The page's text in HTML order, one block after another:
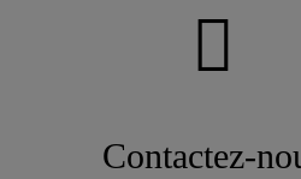
Contactez-